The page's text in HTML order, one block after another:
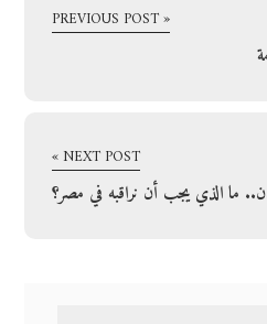
« PREVIOUS POST
NEXT POST »
ما الذي يجب أن نراقبه في مصر؟